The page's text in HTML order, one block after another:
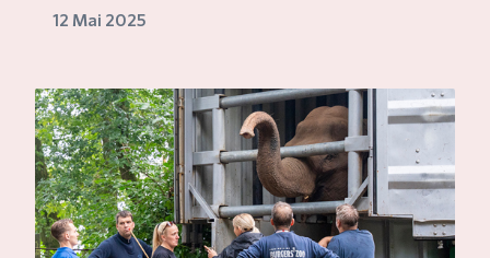
12 Mai 2025